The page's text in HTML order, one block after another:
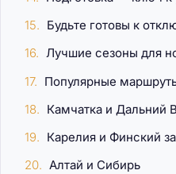
Будьте готовы к
Лучшие сезоны для
Популярные
Камчатка и Дальний
Карелия и Финский
Алтай и Сибирь